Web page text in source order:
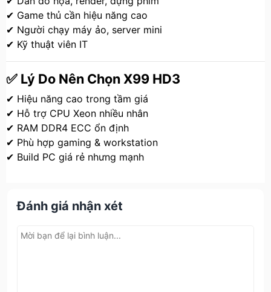
✔ Game thủ cần hiệu năng cao
✔ Người chạy máy ảo, server mini
✔ Kỹ thuật viên IT
✅ Lý Do Nên Chọn X99 HD3
✔ Hiệu năng cao trong tầm giá
✔ Hỗ trợ CPU Xeon nhiều nhân
✔ RAM DDR4 ECC ổn định
✔ Phù hợp gaming & workstation
✔ Build PC giá rẻ nhưng mạnh
Đánh giá nhận xét